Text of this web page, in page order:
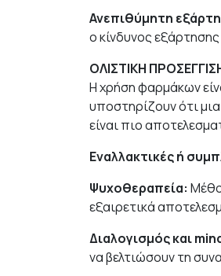
Ανεπιθύμητη
ο κίνδυνος
ΟΛΙΣΤΙΚΗ
Η χρήση φαρμάκων
υποστηρίζουν ότι
είναι πιο
Εναλλακτικές ή
Ψυχοθεραπεία:
εξαιρετικά
Διαλογισμός και
να βελτιώσουν τη